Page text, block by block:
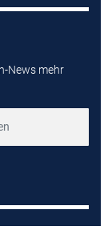
News mehr